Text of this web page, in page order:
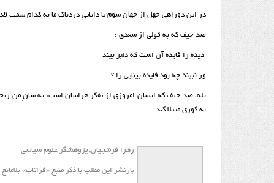
در این دوراهی جهل از جهان سوم یا داناییِ دردناک ما به کدام سمت
صد حیف که به قولی از سعدی :
دیده را فایده آن است که دلبر بیند
ور نبیند چه بود فایده بینایی را ؟
بله، صد حیف که انسان امروزی از تفکر هراسان است، به سانِ منِ
به کوری مبتلا کند.
زهرا فرشچیان, پژوهشگر علوم سیاسی
بازنشر این مطلب با ذکر منبع «فراتاب»